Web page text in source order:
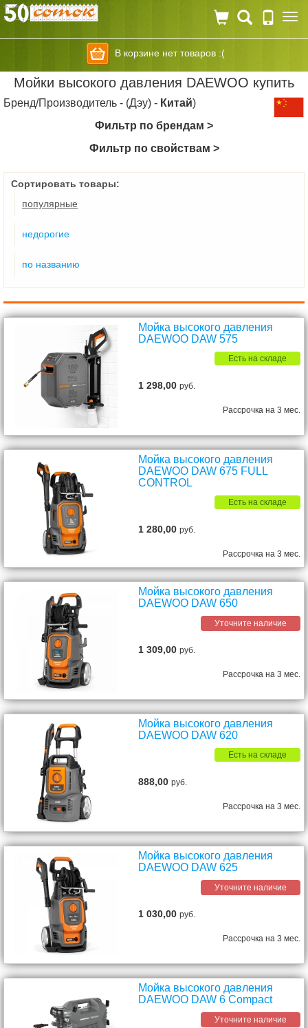
В корзине нет товаров :(
Мойки высокого давления DAEWOO купить
Бренд/Производитель - (Дэу) - Китай)
Фильтр по брендам >
Фильтр по свойствам >
Сортировать товары:
популярные
недорогие
по названию
Мойка высокого давления
DAEWOO DAW 575
Есть на складе
1 298,00руб.
Рассрочка на 3 мес.
Мойка высокого давления
DAEWOO DAW 675 FULL
CONTROL
Есть на складе
1 280,00руб.
Рассрочка на 3 мес.
Мойка высокого давления
DAEWOO DAW 650
Уточните наличие
1 309,00руб.
Рассрочка на 3 мес.
Мойка высокого давления
DAEWOO DAW 620
Есть на складе
888,00руб.
Рассрочка на 3 мес.
Мойка высокого давления
DAEWOO DAW 625
Уточните наличие
1 030,00руб.
Рассрочка на 3 мес.
Мойка высокого давления
DAEWOO DAW 6 Compact
Уточните наличие